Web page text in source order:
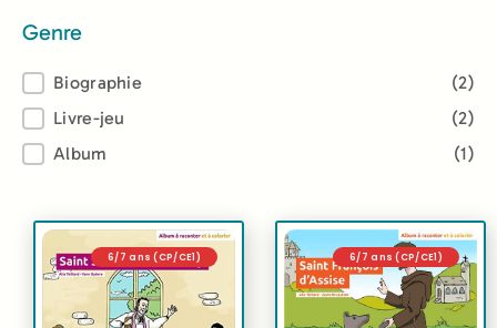
Genre
GenreBiographie
(2)
Livre-jeu
(2)
Album
(1)
6/7 ans (CP/CE1) 6/7 ans (CP/CE1)